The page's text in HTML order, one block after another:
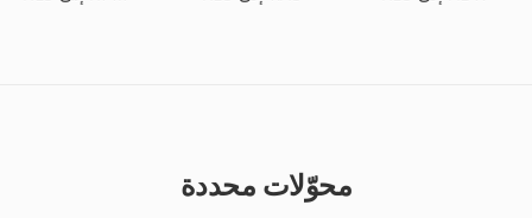
محوّلات محددة